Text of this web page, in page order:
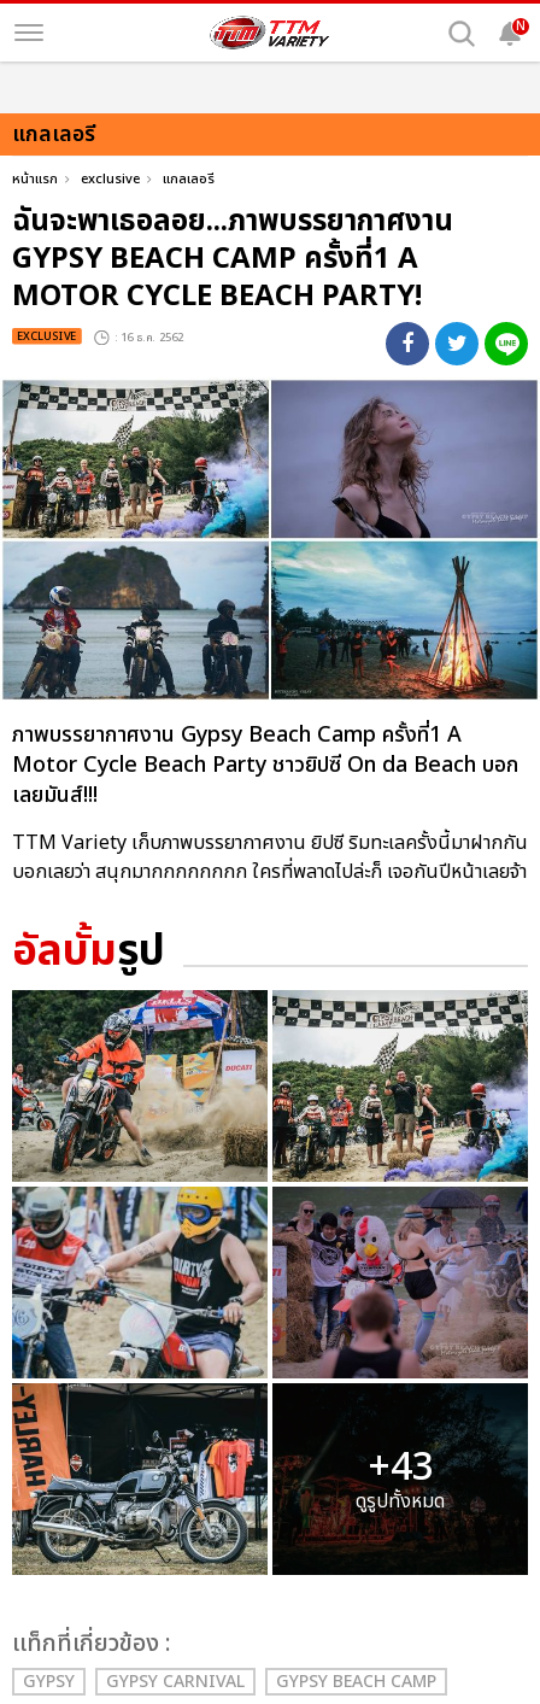
N
แกลเลอรี
หน้าแรก exclusive แกลเลอรี
ฉันจะพาเธอลอย...ภาพบรรยากาศงาน
GYPSY BEACH CAMP ครั้งที่1 A
MOTOR CYCLE BEACH PARTY!
EXCLUSIVE : 16 ธ.ค. 2562
ภาพบรรยากาศงาน Gypsy Beach Camp ครั้งที่1 A
Motor Cycle Beach Party ชาวยิปซี On da Beach บอก
เลยมันส์!!!
TTM Variety เก็บภาพบรรยากาศงาน ยิปซี ริมทะเลครั้งนี้มาฝากกัน
บอกเลยว่า สนุกมากกกกกกกก ใครที่พลาดไปล่ะก็ เจอกันปีหน้าเลยจ้า
อัลบั้มรูป
+43
ดูรูปทั้งหมด
เเท็กที่เกี่ยวข้อง :
GYPSY GYPSY CARNIVAL
GYPSY BEACH CAMP